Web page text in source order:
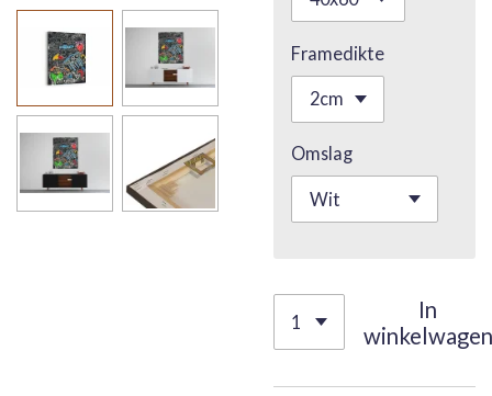
Framedikte
Omslag
In
winkelwagen